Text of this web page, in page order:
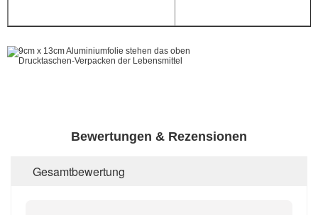
Bewertungen & Rezensionen
Gesamtbewertung